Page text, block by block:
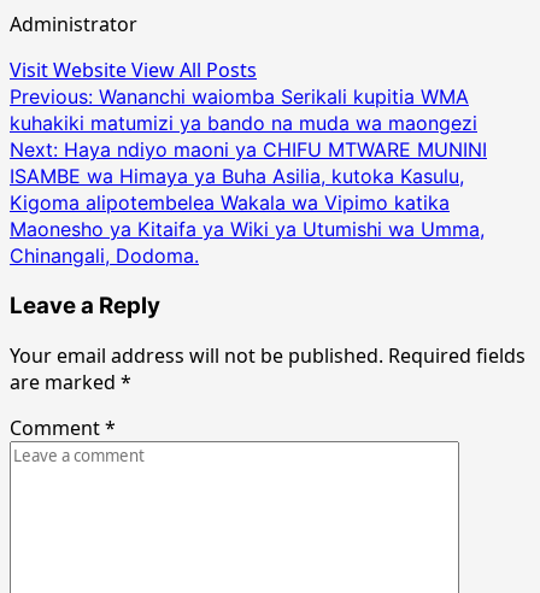
Administrator
Visit WebsiteView All Posts
Post
navigation
Previous: Wananchi waiomba Serikali kupitia WMA
kuhakiki matumizi ya bando na muda wa maongezi
Next: Haya ndiyo maoni ya CHIFU MTWARE MUNINI
ISAMBE wa Himaya ya Buha Asilia, kutoka Kasulu,
Kigoma alipotembelea Wakala wa Vipimo katika
Maonesho ya Kitaifa ya Wiki ya Utumishi wa Umma,
Chinangali, Dodoma.
Leave a Reply
Your email address will not be published. Required fields
are marked *
Comment*